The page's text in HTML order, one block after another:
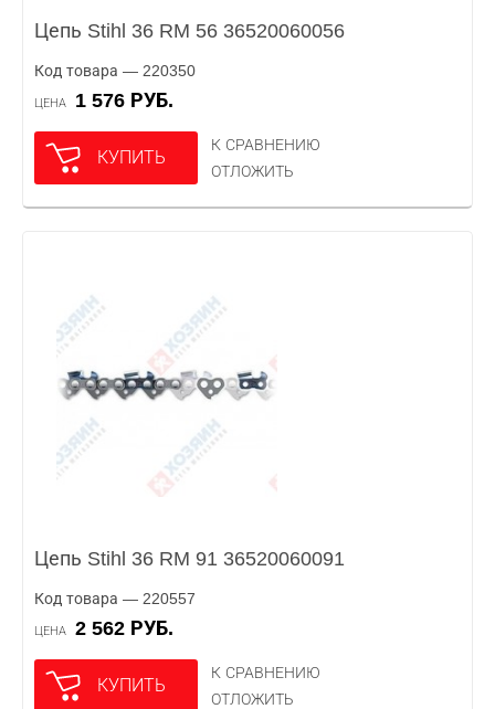
Цепь Stihl 36 RM 56 36520060056
Код товара — 220350
ЦЕНА 1 576 РУБ.
КУПИТЬ
К СРАВНЕНИЮ
ОТЛОЖИТЬ
Цепь Stihl 36 RM 91 36520060091
Код товара — 220557
ЦЕНА 2 562 РУБ.
КУПИТЬ
К СРАВНЕНИЮ
ОТЛОЖИТЬ